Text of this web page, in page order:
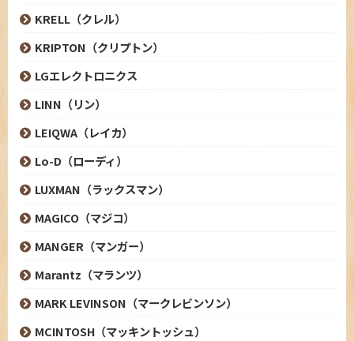
KRELL（クレル）
KRIPTON（クリプトン）
LGエレクトロニクス
LINN（リン）
LEIQWA（レイカ）
Lo-D（ローディ）
LUXMAN（ラックスマン）
MAGICO（マジコ）
MANGER（マンガー）
Marantz（マランツ）
MARK LEVINSON（マークレビンソン）
MCINTOSH（マッキントッシュ）